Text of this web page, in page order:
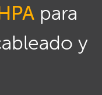
para
y